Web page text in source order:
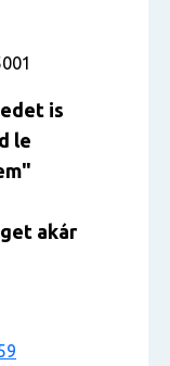
is
le
"
akár